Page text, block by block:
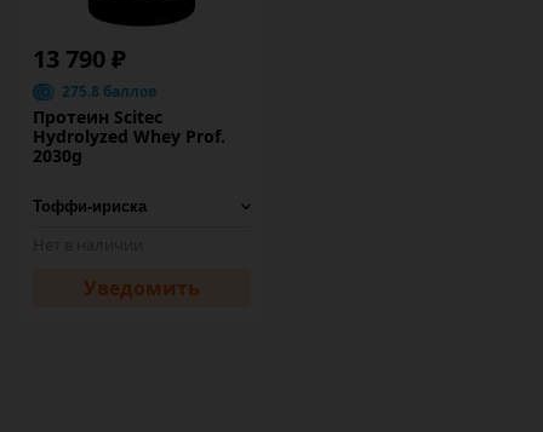
13 790 ₽
275.8 баллов
Протеин Scitec
Hydrolyzed Whey Prof.
2030g
Уведомить